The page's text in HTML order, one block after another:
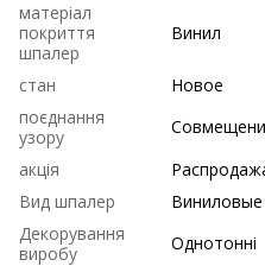
матеріал
покриття
шпалер
Винил
стан
Новое
поєднання
узору
акція
Вид шпалер
Виниловые
Декорування
виробу
Однотонні